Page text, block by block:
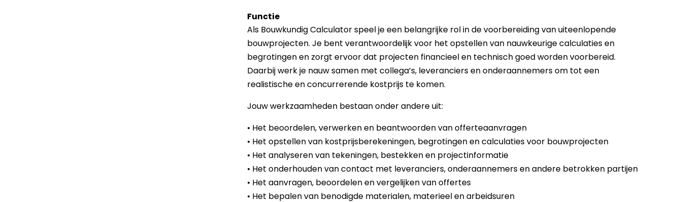
Functie
Als Bouwkundig Calculator speel je een belangrijke rol in de voorbereiding van uiteenlopende
bouwprojecten. Je bent verantwoordelijk voor het opstellen van nauwkeurige calculaties en
begrotingen en zorgt ervoor dat projecten financieel en technisch goed worden voorbereid.
Daarbij werk je nauw samen met collega’s, leveranciers en onderaannemers om tot een
realistische en concurrerende kostprijs te komen.
Jouw werkzaamheden bestaan onder andere uit:
• Het beoordelen, verwerken en beantwoorden van offerteaanvragen
• Het opstellen van kostprijsberekeningen, begrotingen en calculaties voor bouwprojecten
• Het analyseren van tekeningen, bestekken en projectinformatie
• Het onderhouden van contact met leveranciers, onderaannemers en andere betrokken partijen
• Het aanvragen, beoordelen en vergelijken van offertes
• Het bepalen van benodigde materialen, materieel en arbeidsuren